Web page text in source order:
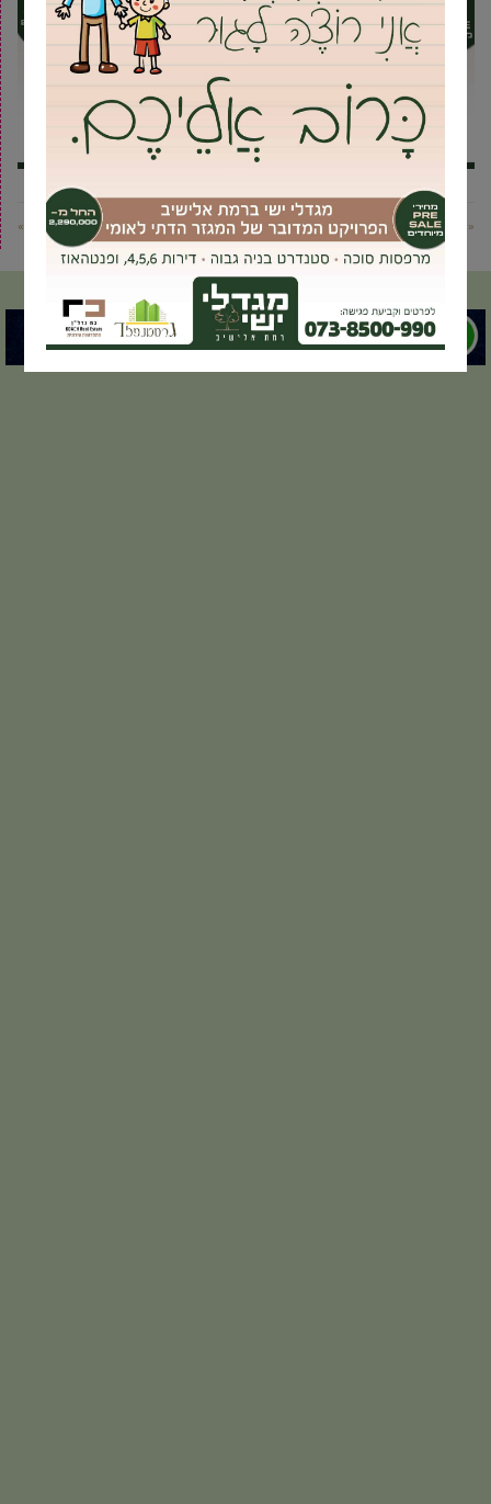
« פוסט קודם פוסט הבא »